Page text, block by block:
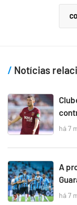
Notícias
há 7
A
há 7